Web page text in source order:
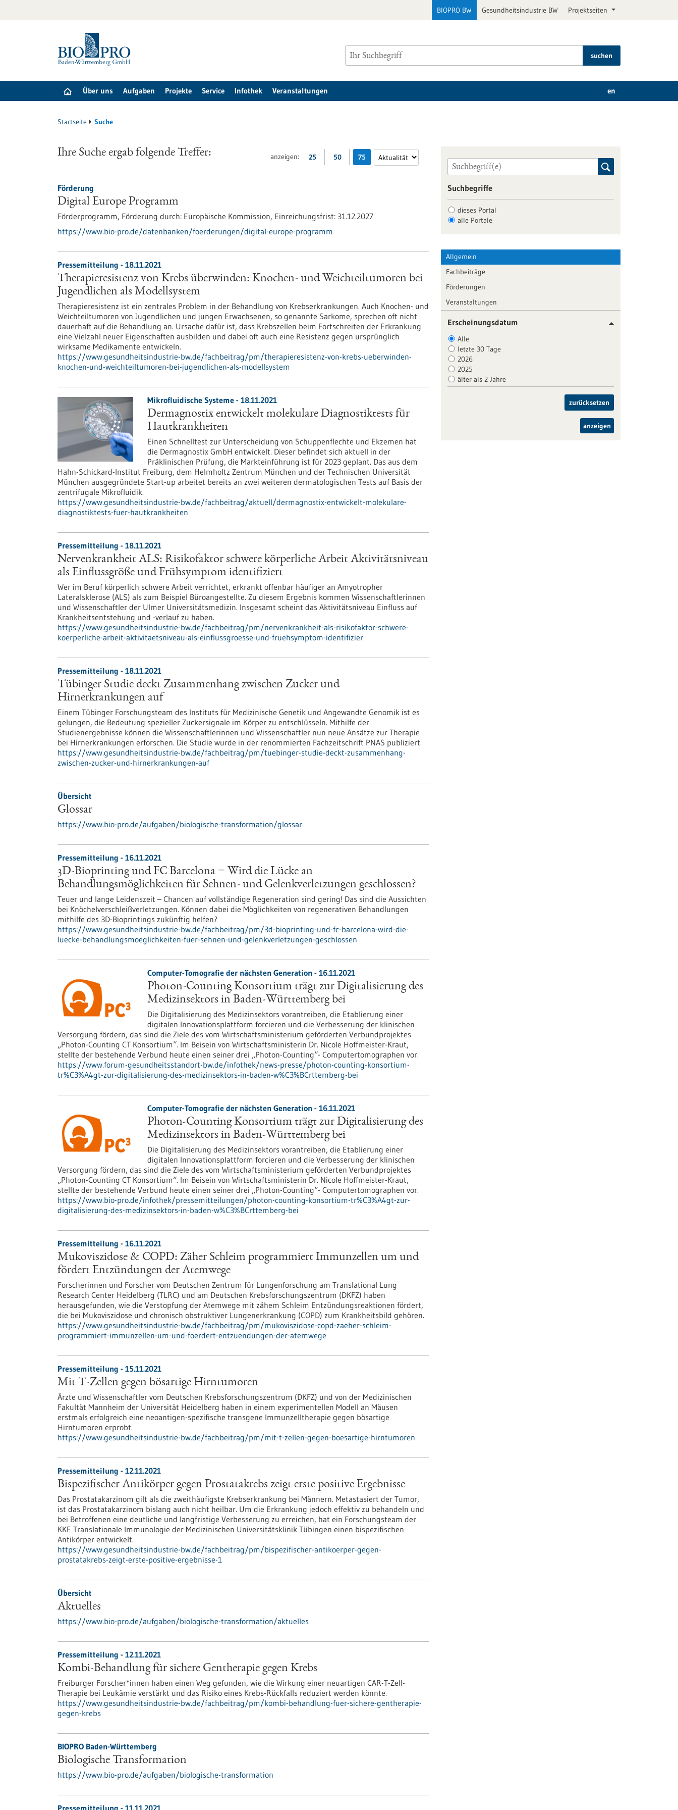
BIOPRO BW Gesundheitsindustrie BW Projektseiten
suchen
Über uns Aufgaben Projekte Service Infothek Veranstaltungen en
Startseite Suche
anzeigen: 25 50 75
Ihre Suche ergab folgende Treffer:
Förderung
Digital Europe Programm
Förderprogramm, Förderung durch: Europäische Kommission, Einreichungsfrist: 31.12.2027
https://www.bio-pro.de/datenbanken/foerderungen/digital-europe-programm
Pressemitteilung - 18.11.2021
Therapieresistenz von Krebs überwinden: Knochen- und Weichteiltumoren bei
Jugendlichen als Modellsystem
Therapieresistenz ist ein zentrales Problem in der Behandlung von Krebserkrankungen. Auch Knochen- und
Weichteiltumoren von Jugendlichen und jungen Erwachsenen, so genannte Sarkome, sprechen oft nicht
dauerhaft auf die Behandlung an. Ursache dafür ist, dass Krebszellen beim Fortschreiten der Erkrankung
eine Vielzahl neuer Eigenschaften ausbilden und dabei oft auch eine Resistenz gegen ursprünglich
wirksame Medikamente entwickeln.
https://www.gesundheitsindustrie-bw.de/fachbeitrag/pm/therapieresistenz-von-krebs-ueberwinden-
knochen-und-weichteiltumoren-bei-jugendlichen-als-modellsystem
Mikrofluidische Systeme - 18.11.2021
Dermagnostix entwickelt molekulare Diagnostiktests für
Hautkrankheiten
Einen Schnelltest zur Unterscheidung von Schuppenflechte und Ekzemen hat
die Dermagnostix GmbH entwickelt. Dieser befindet sich aktuell in der
Präklinischen Prüfung, die Markteinführung ist für 2023 geplant. Das aus dem
Hahn-Schickard-Institut Freiburg, dem Helmholtz Zentrum München und der Technischen Universität
München ausgegründete Start-up arbeitet bereits an zwei weiteren dermatologischen Tests auf Basis der
zentrifugale Mikrofluidik.
https://www.gesundheitsindustrie-bw.de/fachbeitrag/aktuell/dermagnostix-entwickelt-molekulare-
diagnostiktests-fuer-hautkrankheiten
Pressemitteilung - 18.11.2021
Nervenkrankheit ALS: Risikofaktor schwere körperliche Arbeit Aktivitätsniveau
als Einflussgröße und Frühsymptom identifiziert
Wer im Beruf körperlich schwere Arbeit verrichtet, erkrankt offenbar häufiger an Amyotropher
Lateralsklerose (ALS) als zum Beispiel Büroangestellte. Zu diesem Ergebnis kommen Wissenschaftlerinnen
und Wissenschaftler der Ulmer Universitätsmedizin. Insgesamt scheint das Aktivitätsniveau Einfluss auf
Krankheitsentstehung und -verlauf zu haben.
https://www.gesundheitsindustrie-bw.de/fachbeitrag/pm/nervenkrankheit-als-risikofaktor-schwere-
koerperliche-arbeit-aktivitaetsniveau-als-einflussgroesse-und-fruehsymptom-identifizier
Pressemitteilung - 18.11.2021
Tübinger Studie deckt Zusammenhang zwischen Zucker und
Hirnerkrankungen auf
Einem Tübinger Forschungsteam des Instituts für Medizinische Genetik und Angewandte Genomik ist es
gelungen, die Bedeutung spezieller Zuckersignale im Körper zu entschlüsseln. Mithilfe der
Studienergebnisse können die Wissenschaftlerinnen und Wissenschaftler nun neue Ansätze zur Therapie
bei Hirnerkrankungen erforschen. Die Studie wurde in der renommierten Fachzeitschrift PNAS publiziert.
https://www.gesundheitsindustrie-bw.de/fachbeitrag/pm/tuebinger-studie-deckt-zusammenhang-
zwischen-zucker-und-hirnerkrankungen-auf
Übersicht
Glossar
https://www.bio-pro.de/aufgaben/biologische-transformation/glossar
Pressemitteilung - 16.11.2021
3D-Bioprinting und FC Barcelona − Wird die Lücke an
Behandlungsmöglichkeiten für Sehnen- und Gelenkverletzungen geschlossen?
Teuer und lange Leidenszeit – Chancen auf vollständige Regeneration sind gering! Das sind die Aussichten
bei Knöchelverschleißverletzungen. Können dabei die Möglichkeiten von regenerativen Behandlungen
mithilfe des 3D-Bioprintings zukünftig helfen?
https://www.gesundheitsindustrie-bw.de/fachbeitrag/pm/3d-bioprinting-und-fc-barcelona-wird-die-
luecke-behandlungsmoeglichkeiten-fuer-sehnen-und-gelenkverletzungen-geschlossen
Computer-Tomografie der nächsten Generation - 16.11.2021
Photon-Counting Konsortium trägt zur Digitalisierung des
Medizinsektors in Baden-Württemberg bei
Die Digitalisierung des Medizinsektors vorantreiben, die Etablierung einer
digitalen Innovationsplattform forcieren und die Verbesserung der klinischen
Versorgung fördern, das sind die Ziele des vom Wirtschaftsministerium geförderten Verbundprojektes
„Photon-Counting CT Konsortium“. Im Beisein von Wirtschaftsministerin Dr. Nicole Hoffmeister-Kraut,
stellte der bestehende Verbund heute einen seiner drei „Photon-Counting“- Computertomographen vor.
https://www.forum-gesundheitsstandort-bw.de/infothek/news-presse/photon-counting-konsortium-
tr%C3%A4gt-zur-digitalisierung-des-medizinsektors-in-baden-w%C3%BCrttemberg-bei
Computer-Tomografie der nächsten Generation - 16.11.2021
Photon-Counting Konsortium trägt zur Digitalisierung des
Medizinsektors in Baden-Württemberg bei
Die Digitalisierung des Medizinsektors vorantreiben, die Etablierung einer
digitalen Innovationsplattform forcieren und die Verbesserung der klinischen
Versorgung fördern, das sind die Ziele des vom Wirtschaftsministerium geförderten Verbundprojektes
„Photon-Counting CT Konsortium“. Im Beisein von Wirtschaftsministerin Dr. Nicole Hoffmeister-Kraut,
stellte der bestehende Verbund heute einen seiner drei „Photon-Counting“- Computertomographen vor.
https://www.bio-pro.de/infothek/pressemitteilungen/photon-counting-konsortium-tr%C3%A4gt-zur-
digitalisierung-des-medizinsektors-in-baden-w%C3%BCrttemberg-bei
Pressemitteilung - 16.11.2021
Mukoviszidose & COPD: Zäher Schleim programmiert Immunzellen um und
fördert Entzündungen der Atemwege
Forscherinnen und Forscher vom Deutschen Zentrum für Lungenforschung am Translational Lung
Research Center Heidelberg (TLRC) und am Deutschen Krebsforschungszentrum (DKFZ) haben
herausgefunden, wie die Verstopfung der Atemwege mit zähem Schleim Entzündungsreaktionen fördert,
die bei Mukoviszidose und chronisch obstruktiver Lungenerkrankung (COPD) zum Krankheitsbild gehören.
https://www.gesundheitsindustrie-bw.de/fachbeitrag/pm/mukoviszidose-copd-zaeher-schleim-
programmiert-immunzellen-um-und-foerdert-entzuendungen-der-atemwege
Pressemitteilung - 15.11.2021
Mit T-Zellen gegen bösartige Hirntumoren
Ärzte und Wissenschaftler vom Deutschen Krebsforschungszentrum (DKFZ) und von der Medizinischen
Fakultät Mannheim der Universität Heidelberg haben in einem experimentellen Modell an Mäusen
erstmals erfolgreich eine neoantigen-spezifische transgene Immunzelltherapie gegen bösartige
Hirntumoren erprobt.
https://www.gesundheitsindustrie-bw.de/fachbeitrag/pm/mit-t-zellen-gegen-boesartige-hirntumoren
Pressemitteilung - 12.11.2021
Bispezifischer Antikörper gegen Prostatakrebs zeigt erste positive Ergebnisse
Das Prostatakarzinom gilt als die zweithäufigste Krebserkrankung bei Männern. Metastasiert der Tumor,
ist das Prostatakarzinom bislang auch nicht heilbar. Um die Erkrankung jedoch effektiv zu behandeln und
bei Betroffenen eine deutliche und langfristige Verbesserung zu erreichen, hat ein Forschungsteam der
KKE Translationale Immunologie der Medizinischen Universitätsklinik Tübingen einen bispezifischen
Antikörper entwickelt.
https://www.gesundheitsindustrie-bw.de/fachbeitrag/pm/bispezifischer-antikoerper-gegen-
prostatakrebs-zeigt-erste-positive-ergebnisse-1
Übersicht
Aktuelles
https://www.bio-pro.de/aufgaben/biologische-transformation/aktuelles
Pressemitteilung - 12.11.2021
Kombi-Behandlung für sichere Gentherapie gegen Krebs
Freiburger Forscher*innen haben einen Weg gefunden, wie die Wirkung einer neuartigen CAR-T-Zell-
Therapie bei Leukämie verstärkt und das Risiko eines Krebs-Rückfalls reduziert werden könnte.
https://www.gesundheitsindustrie-bw.de/fachbeitrag/pm/kombi-behandlung-fuer-sichere-gentherapie-
gegen-krebs
BIOPRO Baden-Württemberg
Biologische Transformation
https://www.bio-pro.de/aufgaben/biologische-transformation
Pressemitteilung - 11.11.2021
Suchbegriffe
dieses Portal
alle Portale
Allgemein
Fachbeiträge
Förderungen
Veranstaltungen
Erscheinungsdatum
Alle
letzte 30 Tage
2026
2025
älter als 2 Jahre
zurücksetzen
anzeigen